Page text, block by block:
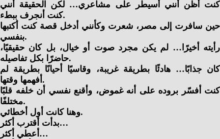
كنت أظن أنني أسيطر على مشاعري… لكن الحقيقة أنني
كنت أنجرف ببطء.
حين سافرت إلى مصر، شعرت وكأنني أدخل قصة كنت أكتبها
بنفسي.
رأيته أخيرًا… لم يكن مجرد صوت أو خيال، بل كان حقيقيًا،
حاضرًا بكل تفاصيله.
كان جذابًا… هادئًا بطريقة غريبة، وقاسيًا أحيانًا بطريقة لم
أفهمها وقتها.
كنت أفسّر بروده على أنه غموض، وأقنع نفسي أن خلفه قلبًا
مختلفًا.
وهنا كانت أول أخطائي.
بدأت أقترب أكثر…
أعطي أكثر…